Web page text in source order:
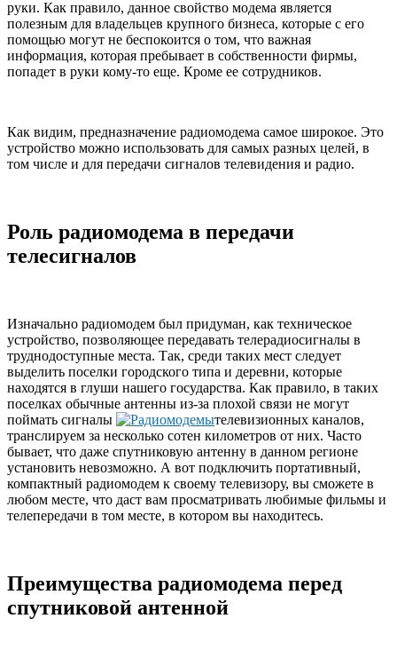
руки. Как правило, данное свойство модема является
полезным для владельцев крупного бизнеса, которые с его
помощью могут не беспокоится о том, что важная
информация, которая пребывает в собственности фирмы,
попадет в руки кому-то еще. Кроме ее сотрудников.
Как видим, предназначение радиомодема самое широкое. Это
устройство можно использовать для самых разных целей, в
том числе и для передачи сигналов телевидения и радио.
Роль радиомодема в передачи
телесигналов
Изначально радиомодем был придуман, как техническое
устройство, позволяющее передавать телерадиосигналы в
труднодоступные места. Так, среди таких мест следует
выделить поселки городского типа и деревни, которые
находятся в глуши нашего государства. Как правило, в таких
поселках обычные антенны из-за плохой связи не могут
поймать сигналы
телевизионных каналов,
транслируем за несколько сотен километров от них. Часто
бывает, что даже спутниковую антенну в данном регионе
установить невозможно. А вот подключить портативный,
компактный радиомодем к своему телевизору, вы сможете в
любом месте, что даст вам просматривать любимые фильмы и
телепередачи в том месте, в котором вы находитесь.
Преимущества радиомодема перед
спутниковой антенной